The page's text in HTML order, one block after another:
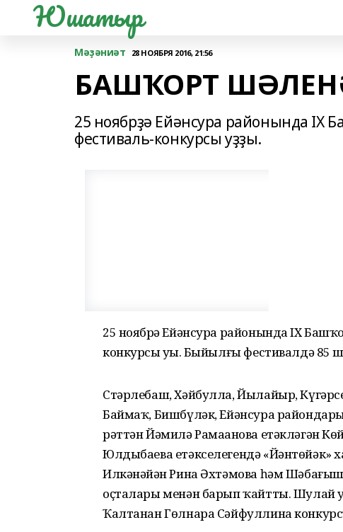
Юшатыр
Мәҙәниәт 28 НОЯБРЯ 2016, 21:56
БАШҠОРТ
25 ноябрҙә Ейәнсура районында IX
фестиваль-конкурсы уҙҙы.
25 ноябрҙә Ейәнсура районында IX
конкурсы уҙҙы. Быйылғы фестивалдә
Стәрлебаш, Хәйбулла, Йылайыр,
Баймаҡ, Бишбүләк, Ейәнсура
рәттән Йәмилә Рамаҙанова етәкләгән
Юлдыбаева етәкселегендә
Илкәнәйҙән Рина Әхтәмова һәм
оҫталары менән барып ҡайтты. Шулай
Ҡалтанан Гөлнара Сәйфуллина